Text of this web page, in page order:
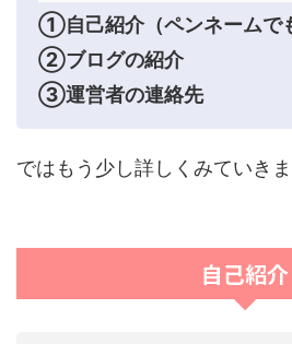
①自己紹介（ペンネームで
②ブログの紹介
③運営者の連絡先
ではもう少し詳しくみていきま
自己紹介